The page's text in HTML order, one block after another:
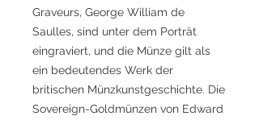
Graveurs, George William de
Saulles, sind unter dem Porträt
eingraviert, und die Münze gilt als
ein bedeutendes Werk der
britischen Münzkunstgeschichte. Die
Sovereign-Goldmünzen von Edward